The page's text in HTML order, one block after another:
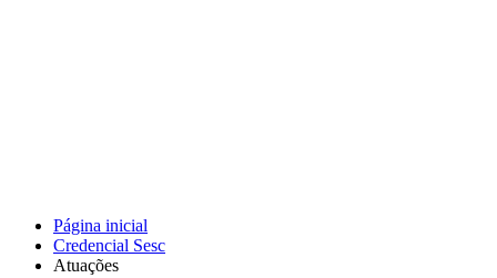
Página inicial
Credencial Sesc
Atuações